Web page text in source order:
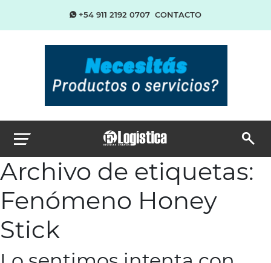
+54 911 2192 0707 CONTACTO
Archivo de etiquetas:
Fenómeno Honey
Stick